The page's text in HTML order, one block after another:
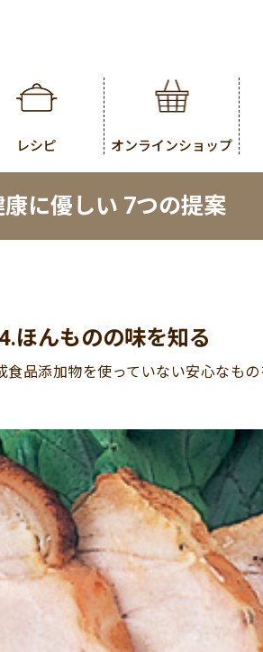
レシピ オンラインショップ
康に優しい 7つの提案
ほんものの味を知る
食品添加物を使っていない安心なもの